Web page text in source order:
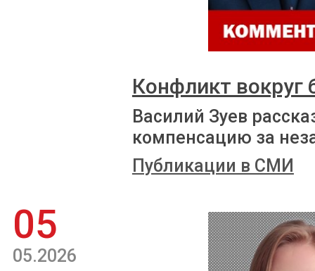
Конфликт
Василий Зуев
компенсацию за
Публикации в СМИ
05
05.2026